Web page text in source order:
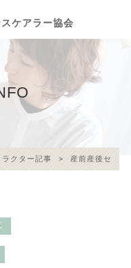
ケアラー協会
クター記事 > 産前産後セル